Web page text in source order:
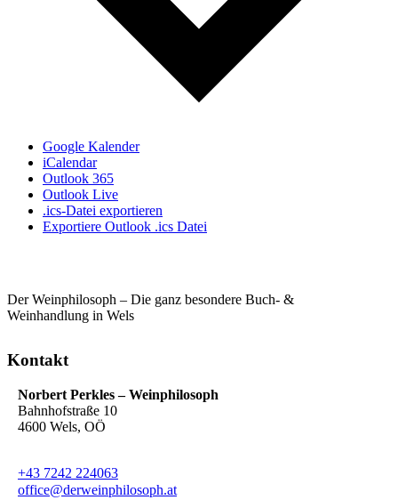
Google Kalender
iCalendar
Outlook 365
Outlook Live
.ics-Datei exportieren
Exportiere Outlook .ics Datei
Der Weinphilosoph – Die ganz besondere Buch- &
Weinhandlung in Wels
Kontakt
Norbert Perkles – Weinphilosoph
Bahnhofstraße 10
4600 Wels, OÖ
+43 7242 224063
office@derweinphilosoph.at